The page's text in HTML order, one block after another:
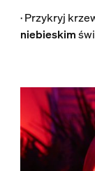
· Przykryj
niebieskim